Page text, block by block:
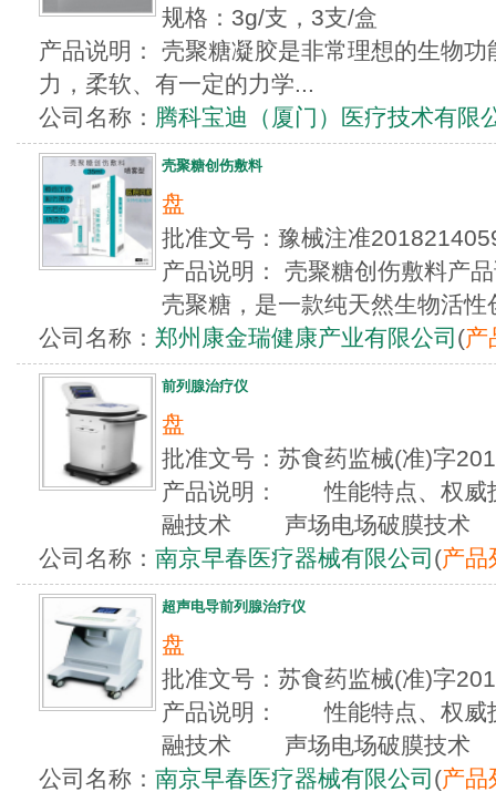
规格：3g/支，3支/盒
产品说明： 壳聚糖凝胶是非常理想的生物
力，柔软、有一定的力学...
公司名称： 腾科宝迪（厦门）医疗技术有限
壳聚糖创伤敷料
盘
批准文号：豫械注准
产品说明： 壳聚糖创伤敷料产
壳聚糖，是一款纯天然生物活性
公司名称： 郑州康金瑞健康产业有限公司 (产
前列腺治疗仪
盘
批准文号：苏食药监械(准)
产品说明： 性能特点、权
融技术 声场电场破膜技
公司名称： 南京早春医疗器械有限公司 (产品
超声电导前列腺治疗仪
盘
批准文号：苏食药监械(准)
产品说明： 性能特点、权
融技术 声场电场破膜技
公司名称： 南京早春医疗器械有限公司 (产品